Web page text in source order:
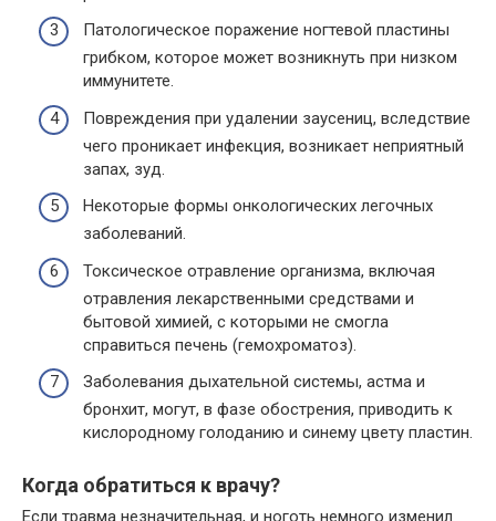
Патологическое поражение ногтевой пластины
грибком, которое может возникнуть при низком
иммунитете.
Повреждения при удалении заусениц, вследствие
чего проникает инфекция, возникает неприятный
запах, зуд.
Некоторые формы онкологических легочных
заболеваний.
Токсическое отравление организма, включая
отравления лекарственными средствами и
бытовой химией, с которыми не смогла
справиться печень (гемохроматоз).
Заболевания дыхательной системы, астма и
бронхит, могут, в фазе обострения, приводить к
кислородному голоданию и синему цвету пластин.
Когда обратиться к врачу?
Если травма незначительная, и ноготь немного изменил